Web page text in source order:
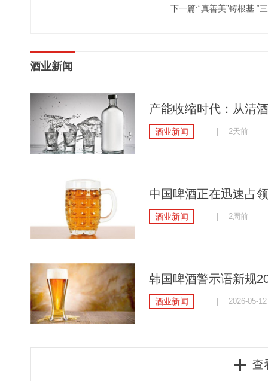
下一篇:“真善美”铸根基 “
酒业新闻
产能收缩时代：从清
酒业新闻 | 2天前
中国啤酒正在迅速占
酒业新闻 | 2周前
韩国啤酒警示语新规
酒业新闻 | 2026-05-12
查